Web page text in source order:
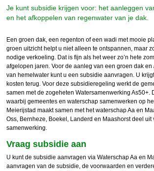
Je kunt subsidie krijgen voor: het aanleggen
en het afkoppelen van regenwater van je dak.
Een groen dak, een regenton of een wadi met mooie
groen uitzicht helpt u niet alleen te ontspannen, maar
nodige verkoeling. Dat is fijn als het weer zo’n hete
afgelopen jaren. Voor de aanleg van een groen dak en
van hemelwater kunt u een subsidie aanvragen. U
kosten terug. Voor deze subsidieregeling werkt de
samen met de zogeheten Watersamenwerking As50+.
waarbij gemeentes en waterschap samenwerken op
Meierijstad maakt samen met het waterschap Aa en
Oss, Bernheze, Boekel, Landerd en Maashorst deel uit
samenwerking.
Vraag subsidie aan
U kunt de subsidie aanvragen via Waterschap Aa en
aanvragen van de subsidie, de voorwaarden en